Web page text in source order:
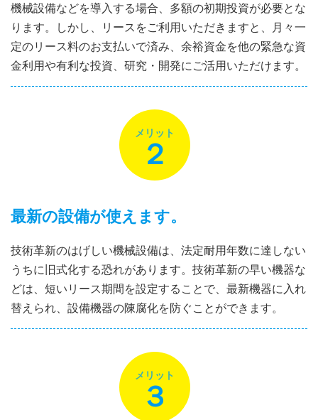
機械設備などを導入する場合、多額の初期投資が必要とな
ります。しかし、リースをご利用いただきますと、月々一
定のリース料のお支払いで済み、余裕資金を他の緊急な資
金利用や有利な投資、研究・開発にご活用いただけます。
メリット
２
最新の設備が使えます。
技術革新のはげしい機械設備は、法定耐用年数に達しない
うちに旧式化する恐れがあります。技術革新の早い機器な
どは、短いリース期間を設定することで、最新機器に入れ
替えられ、設備機器の陳腐化を防ぐことができます。
メリット
３